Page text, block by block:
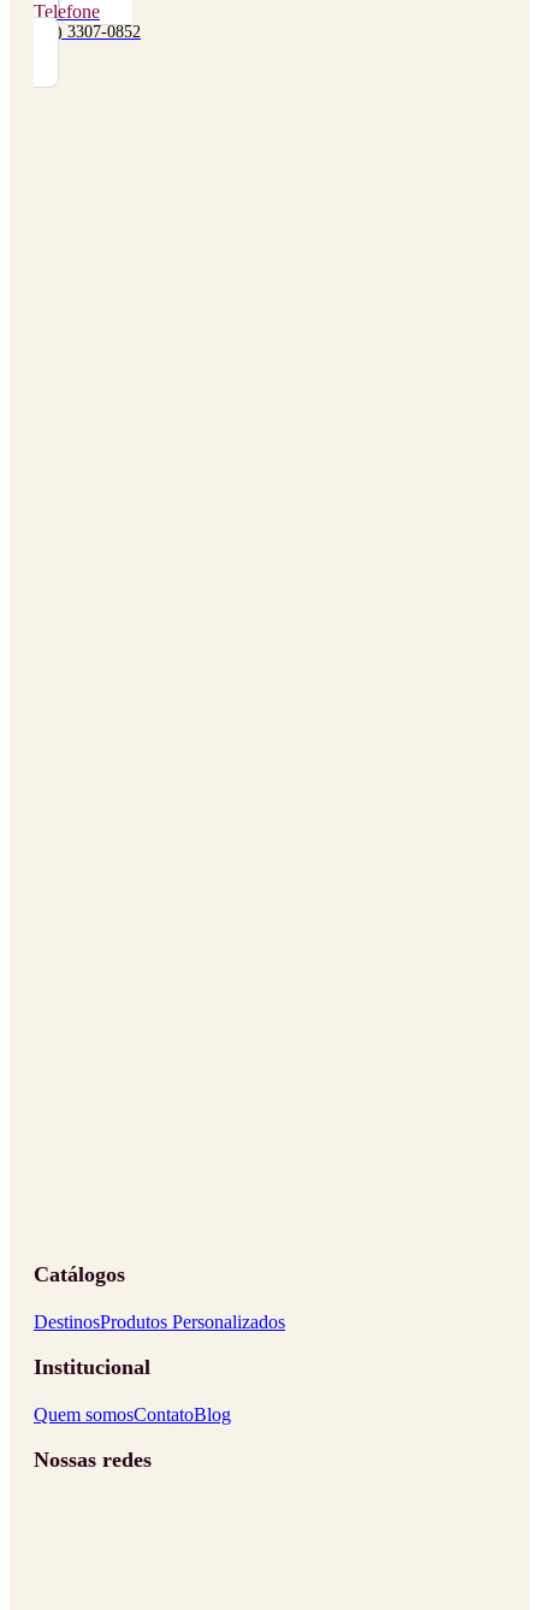
Telefone
(48) 3307-0852
Catálogos
DestinosProdutos Personalizados
Institucional
Quem somosContatoBlog
Nossas redes